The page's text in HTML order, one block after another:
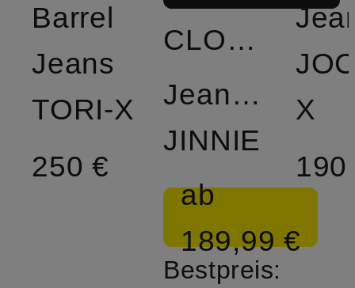
Barrel
Jeans
TORI-X
250 €
CLOSED
Jeansshorts
JINNIE
ab
189,99 €
Bestpreis:
X
190